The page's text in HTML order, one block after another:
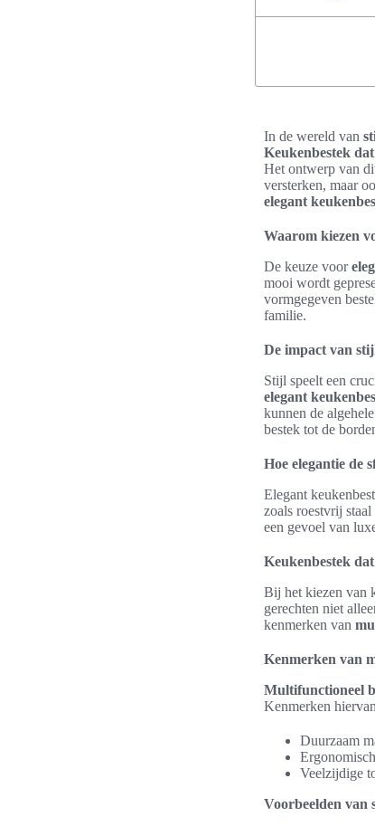
In de wereld van
Keukenbestek
Het ontwerp van
versterken, maar
elegant
Waarom kiezen
De keuze voor
mooi wordt
vormgegeven
familie.
De impact van
Stijl speelt een
elegant
kunnen de
bestek tot de
Hoe elegantie de
Elegant
zoals roestvrij
een gevoel van
Keukenbestek
Bij het kiezen van
gerechten niet
kenmerken van
Kenmerken van
Multifunctioneel
Kenmerken
Duurzaam
Veelzijdige
Voorbeelden van